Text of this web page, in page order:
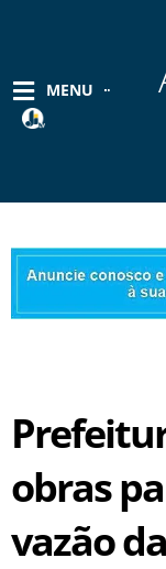
MENU
obras
vazão